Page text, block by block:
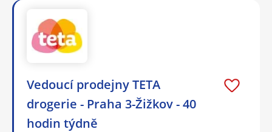
Vedoucí prodejny TETA
drogerie - Praha 3-Žižkov - 40
hodin týdně